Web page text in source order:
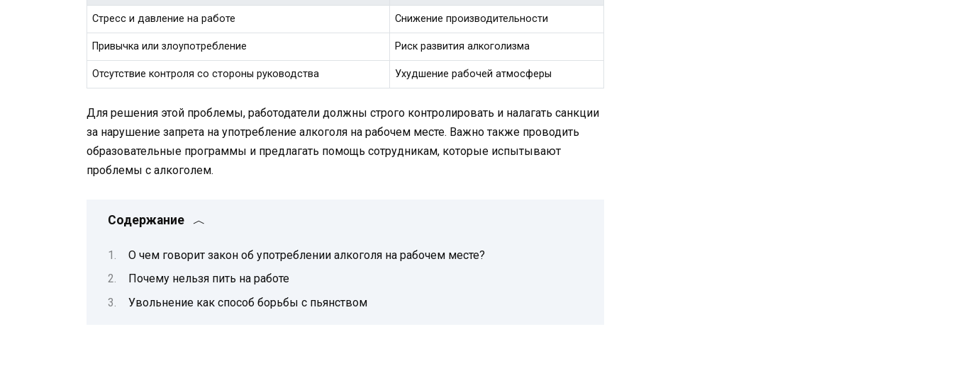
Стресс и давление на работе Снижение производительности
Привычка или злоупотребление Риск развития алкоголизма
Отсутствие контроля со стороны руководства Ухудшение рабочей атмосферы
Для решения этой проблемы, работодатели должны строго контролировать и налагать санкции
за нарушение запрета на употребление алкоголя на рабочем месте. Важно также проводить
образовательные программы и предлагать помощь сотрудникам, которые испытывают
проблемы с алкоголем.
Содержание
О чем говорит закон об употреблении алкоголя на рабочем месте?
Почему нельзя пить на работе
Увольнение как способ борьбы с пьянством